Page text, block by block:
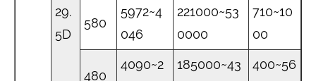
29.
5D
580
5972~4
046
221000~53
0000
710~10
00
480
4090~2
185000~43
400~56